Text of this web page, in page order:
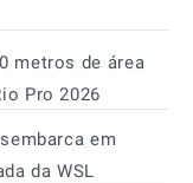
metros de área
Pro 2026
em
da WSL